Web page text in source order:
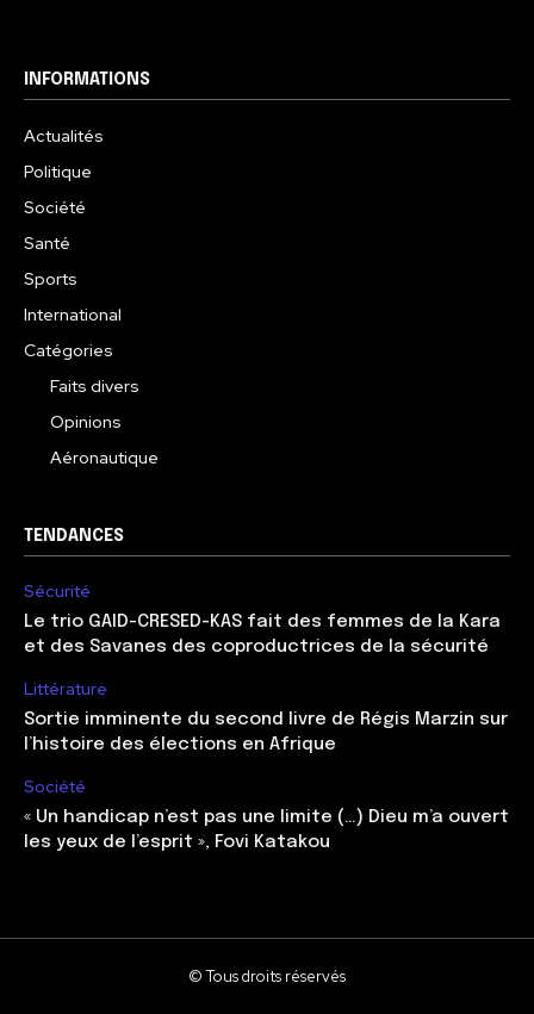
INFORMATIONS
Actualités
Politique
Société
Santé
Sports
International
Catégories
Faits divers
Opinions
Aéronautique
TENDANCES
Sécurité
Le trio GAID-CRESED-KAS fait des femmes de la Kara
et des Savanes des coproductrices de la sécurité
Littérature
Sortie imminente du second livre de Régis Marzin sur
l’histoire des élections en Afrique
Société
« Un handicap n’est pas une limite (…) Dieu m’a ouvert
les yeux de l’esprit », Fovi Katakou
© Tous droits réservés